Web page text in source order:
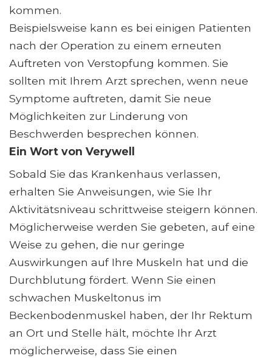
kommen.
Beispielsweise kann es bei einigen Patienten
nach der Operation zu einem erneuten
Auftreten von Verstopfung kommen. Sie
sollten mit Ihrem Arzt sprechen, wenn neue
Symptome auftreten, damit Sie neue
Möglichkeiten zur Linderung von
Beschwerden besprechen können.
Ein Wort von Verywell
Sobald Sie das Krankenhaus verlassen,
erhalten Sie Anweisungen, wie Sie Ihr
Aktivitätsniveau schrittweise steigern können.
Möglicherweise werden Sie gebeten, auf eine
Weise zu gehen, die nur geringe
Auswirkungen auf Ihre Muskeln hat und die
Durchblutung fördert. Wenn Sie einen
schwachen Muskeltonus im
Beckenbodenmuskel haben, der Ihr Rektum
an Ort und Stelle hält, möchte Ihr Arzt
möglicherweise, dass Sie einen